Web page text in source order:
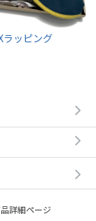
ラッピング
詳細ページ